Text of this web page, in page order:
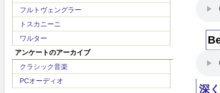
フルトヴェングラー
トスカニーニ
ワルター
アンケートのアーカイブ
クラシック音楽
PCオーディオ
深